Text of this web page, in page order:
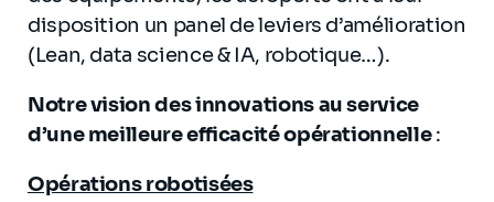
disposition un panel de leviers d’amélioration
(Lean, data science & IA, robotique…).
Notre vision des innovations au service
d’une meilleure efficacité opérationnelle:
Opérations robotisées